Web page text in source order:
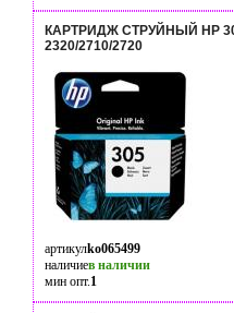
КАРТРИДЖ СТРУЙНЫЙ HP
2320/2710/2720
артикулko065499
наличиев наличии
мин опт.1